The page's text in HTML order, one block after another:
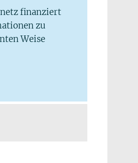
finanziert
zu
Weise